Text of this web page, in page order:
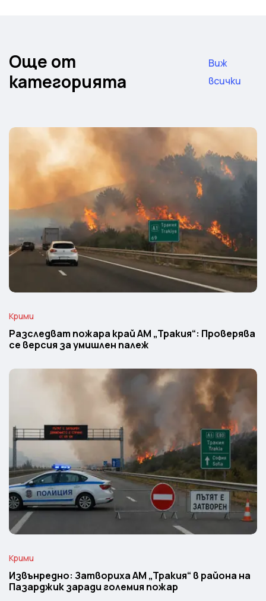
Още от
категорията
Виж
всички
Крими
Разследват пожара край АМ „Тракия“: Проверява
се версия за умишлен палеж
Крими
Извънредно: Затвориха АМ „Тракия“ в района на
Пазарджик заради големия пожар